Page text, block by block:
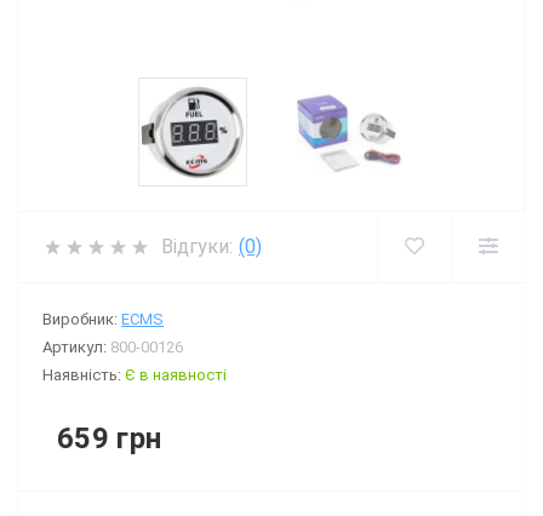
Відгуки: (0)
Виробник: ECMS
Артикул: 800-00126
Наявність: Є в наявності
659 грн